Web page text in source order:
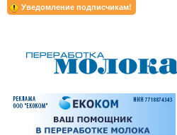
Уведомление подписчикам!